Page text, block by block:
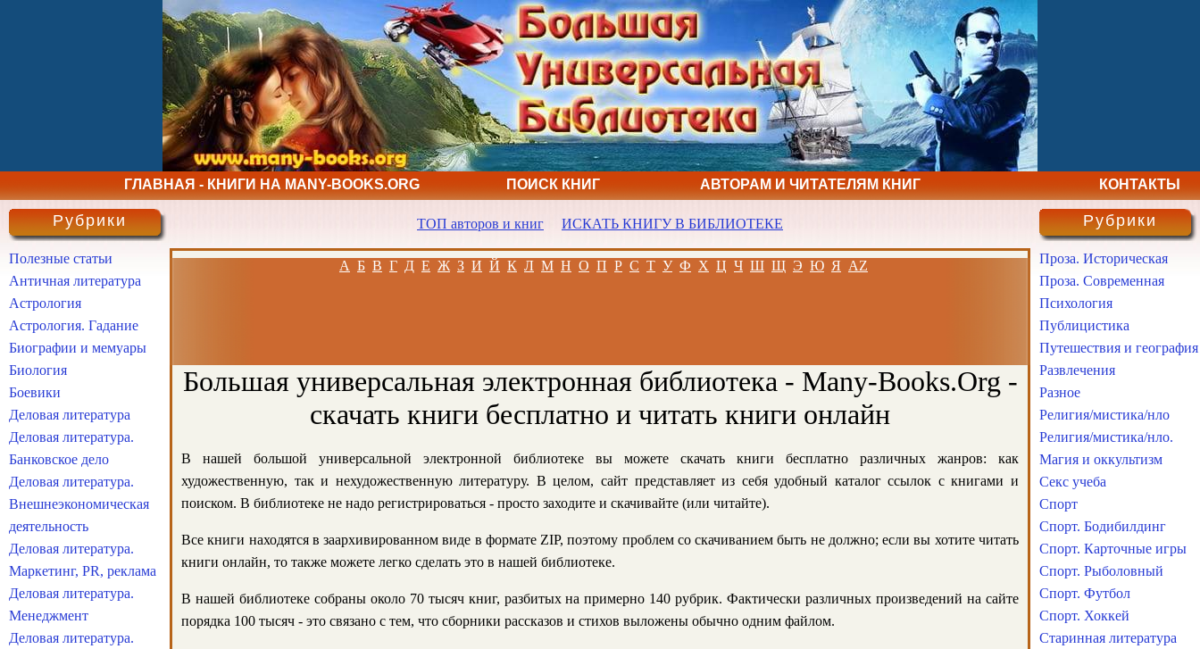
ГЛАВНАЯ - КНИГИ НА MANY-BOOKS.ORG ПОИСК КНИГ АВТОРАМ И ЧИТАТЕЛЯМ КНИГ КОНТАКТЫ
ТОП авторов и книг ИСКАТЬ КНИГУ В БИБЛИОТЕКЕ
А Б В Г Д Е Ж З И Й К Л М Н О П Р С Т У Ф Х Ц Ч Ш Щ Э Ю Я AZ
Большая универсальная электронная библиотека - Many-Books.Org -
скачать книги бесплатно и читать книги онлайн
В нашей большой универсальной электронной библиотеке вы можете скачать книги бесплатно различных жанров: как
художественную, так и нехудожественную литературу. В целом, сайт представляет из себя удобный каталог ссылок с книгами и
поиском. В библиотеке не надо регистрироваться - просто заходите и скачивайте (или читайте).
Все книги находятся в заархивированном виде в формате ZIP, поэтому проблем со скачиванием быть не должно; если вы хотите читать
книги онлайн, то также можете легко сделать это в нашей библиотеке.
В нашей библиотеке собраны около 70 тысяч книг, разбитых на примерно 140 рубрик. Фактически различных произведений на сайте
порядка 100 тысяч - это связано с тем, что сборники рассказов и стихов выложены обычно одним файлом.
Рубрики
Полезные статьи
Античная литература
Астрология
Астрология. Гадание
Биографии и мемуары
Биология
Боевики
Деловая литература
Деловая литература.
Банковское дело
Деловая литература.
Внешнеэкономическая
деятельность
Деловая литература.
Маркетинг, PR, реклама
Деловая литература.
Менеджмент
Деловая литература.
Рубрики
Проза. Историческая
Проза. Современная
Психология
Публицистика
Путешествия и география
Развлечения
Разное
Религия/мистика/нло
Религия/мистика/нло.
Магия и оккультизм
Секс учеба
Спорт
Спорт. Бодибилдинг
Спорт. Карточные игры
Спорт. Рыболовный
Спорт. Футбол
Спорт. Хоккей
Старинная литература